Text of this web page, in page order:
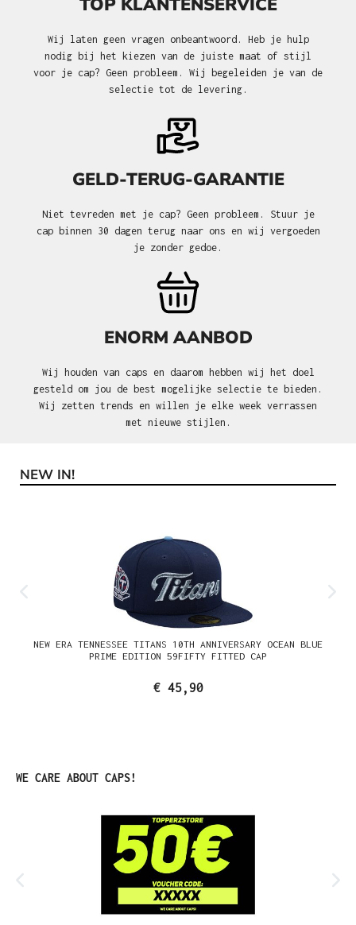
TOP KLANTENSERVICE
Wij laten geen vragen onbeantwoord. Heb je hulp
nodig bij het kiezen van de juiste maat of stijl
voor je cap? Geen probleem. Wij begeleiden je van de
selectie tot de levering.
GELD-TERUG-GARANTIE
Niet tevreden met je cap? Geen probleem. Stuur je
cap binnen 30 dagen terug naar ons en wij vergoeden
je zonder gedoe.
ENORM AANBOD
Wij houden van caps en daarom hebben wij het doel
gesteld om jou de best mogelijke selectie te bieden.
Wij zetten trends en willen je elke week verrassen
met nieuwe stijlen.
Productgalerij overslaan
NEW IN!
NEW ERA TENNESSEE TITANS 10TH ANNIVERSARY OCEAN BLUE
PRIME EDITION 59FIFTY FITTED CAP
€ 45,90
Productgalerij overslaan
WE CARE ABOUT CAPS!